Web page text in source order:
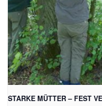
STARKE MÜTTER – FEST